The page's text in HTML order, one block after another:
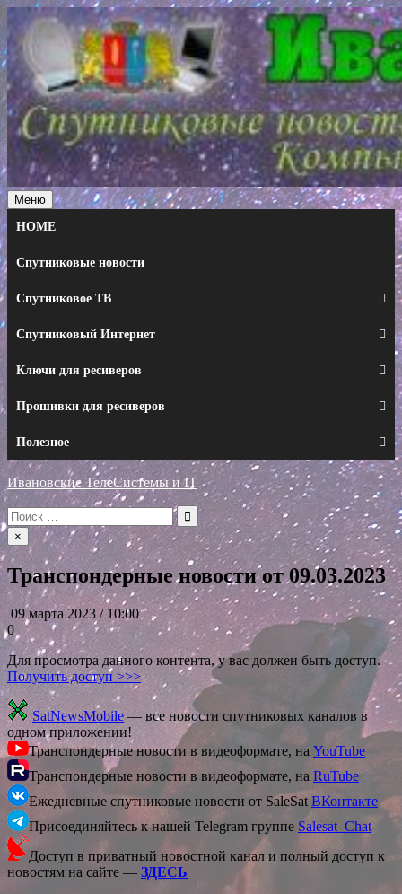
Перейти
к
содержимому
Меню
HOME
Спутниковые новости
Спутниковое ТВ
Спутниковый Интернет
Ключи для ресиверов
Прошивки для ресиверов
Полезное
Ивановские ТелеСистемы и IT
Искать:
×
Транспондерные новости от 09.03.2023
09 марта 2023 / 10:00
0
Для просмотра данного контента, у вас должен быть доступ.
Получить доступ >>>
SatNewsMobile— все новости спутниковых каналов в
одном приложении!
Транспондерные новости в видеоформате, на YouTube
Транспондерные новости в видеоформате, на RuTube
Ежедневные спутниковые новости от SaleSatВКонтакте
Присоединяйтесь к нашей Telegram группе Salesat_Chat
Доступ в приватный новостной канал и полный доступ к
новостям на сайте — ЗДЕСЬ